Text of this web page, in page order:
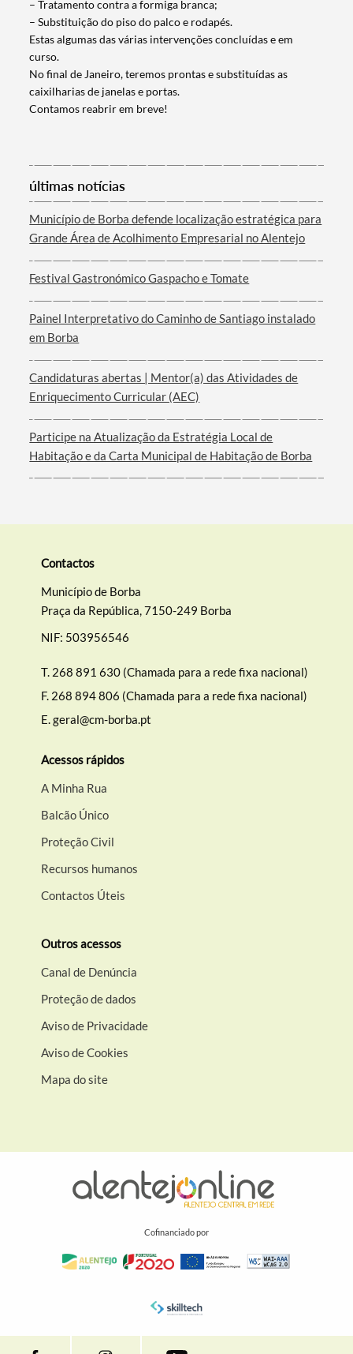
Termo de Pesquisa
Categorias gerais
Filtros
– Tratamento contra a formiga branca;
– Substituição do piso do palco e rodapés.
Estas algumas das várias intervenções concluídas e em
curso.
No final de Janeiro, teremos prontas e substituídas as
caixilharias de janelas e portas.
Contamos reabrir em breve!
últimas notícias
Município de Borba defende localização estratégica para
Grande Área de Acolhimento Empresarial no Alentejo
Festival Gastronómico Gaspacho e Tomate
Painel Interpretativo do Caminho de Santiago instalado
em Borba
Candidaturas abertas | Mentor(a) das Atividades de
Enriquecimento Curricular (AEC)
Participe na Atualização da Estratégia Local de
Habitação e da Carta Municipal de Habitação de Borba
Contactos
Município de Borba
Praça da República, 7150-249 Borba
NIF: 503956546
T. 268 891 630 (Chamada para a rede fixa nacional)
F. 268 894 806 (Chamada para a rede fixa nacional)
E.geral@cm-borba.pt
Acessos rápidos
A Minha Rua
Balcão Único
Proteção Civil
Recursos humanos
Contactos Úteis
Outros acessos
Canal de Denúncia
Proteção de dados
Aviso de Privacidade
Aviso de Cookies
Mapa do site
Cofinanciado por